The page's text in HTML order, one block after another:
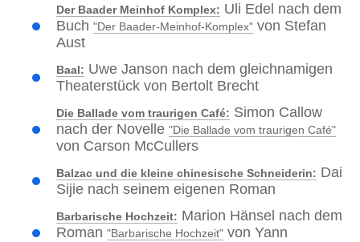
Der Baader Meinhof Komplex: Uli Edel nach dem
Buch "Der Baader-Meinhof-Komplex" von Stefan
Aust
Baal: Uwe Janson nach dem gleichnamigen
Theaterstück von Bertolt Brecht
Die Ballade vom traurigen Café: Simon Callow
nach der Novelle "Die Ballade vom traurigen Café"
von Carson McCullers
Balzac und die kleine chinesische Schneiderin: Dai
Sijie nach seinem eigenen Roman
Barbarische Hochzeit: Marion Hänsel nach dem
Roman "Barbarische Hochzeit" von Yann